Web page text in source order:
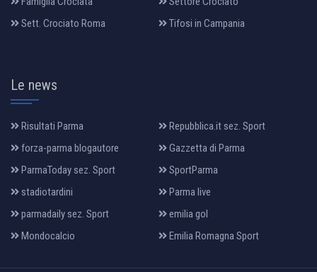
Sett. Crociato Roma
Tifosi in Campania
Le news
Risultati Parma
Repubblica.it sez. Sport
forza-parma blogautore
Gazzetta di Parma
ParmaToday sez. Sport
SportParma
stadiotardini
Parma live
parmadaily sez. Sport
emilia gol
Mondocalcio
Emilia Romagna Sport